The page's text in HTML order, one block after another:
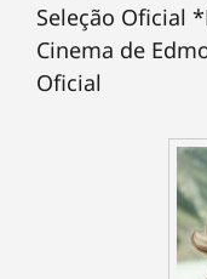
Seleção Oficial
Cinema de
Oficial